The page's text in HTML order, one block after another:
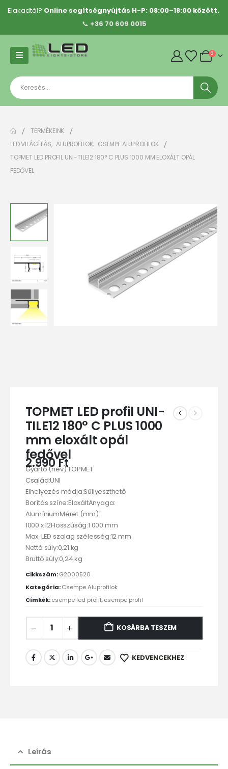
Elakadtál? Online segítségnyújtás H-P: 08:00–18:00 között.
📞 +36 70 609 0015
0
TERMÉKEINK
LED VILÁGÍTÁS, ALUPROFILOK, CSEMPE ALUPROFILOK
TOPMET LED PROFIL UNI-TILE12 180° C PLUS 1000 MM ELOXÁLT OPÁL
FEDŐVEL
TOPMET LED profil UNI-
TILE12 180° C PLUS 1000
mm eloxált opál
fedővel
2.990Ft
Gyártó (név):TOPMET
Család:UNI
Elhelyezés módja:Süllyeszthető
Borítás színe:EloxáltAnyaga:
AlumíniumMéret (mm):
1000 x 12Hosszúság:1 000 mm
Max. LED szalag szélesség:12 mm
Nettó súly:0,21 kg
Bruttó súly:0,24 kg
Cikkszám:G2000520
Kategória:Csempe Aluprofilok
Címkék:csempe led profil,csempe profil
KOSÁRBA TESZEM
KEDVENCEKHEZ
Leírás